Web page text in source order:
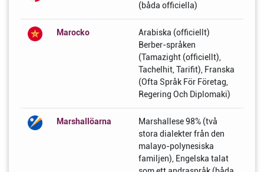
(båda officiella)
Marocko
Arabiska (officiellt)
Berber-språken
(Tamazight (officiellt),
Tachelhit, Tarifit), Franska
(Ofta Språk För Företag,
Regering Och Diplomaki)
Marshallöarna
Marshallese 98% (två
stora dialekter från den
malayo-polynesiska
familjen), Engelska talat